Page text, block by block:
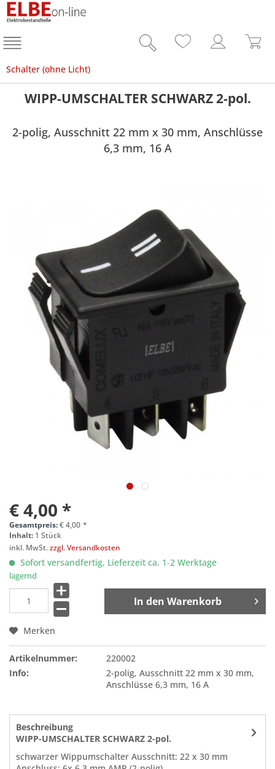
Schalter (ohne Licht)
WIPP-UMSCHALTER SCHWARZ 2-pol.
2-polig, Ausschnitt 22 mm x 30 mm, Anschlüsse
6,3 mm, 16 A
€ 4,00 *
Gesamtpreis:€4,00 *
Inhalt: 1 Stück
inkl. MwSt.zzgl. Versandkosten
Sofort versandfertig, Lieferzeit ca. 1-2 Werktage
lagernd
In den Warenkorb
Merken
Artikelnummer:
220002
Info:
2-polig, Ausschnitt 22 mm x 30 mm,
Anschlüsse 6,3 mm, 16 A
Beschreibung
WIPP-UMSCHALTER SCHWARZ 2-pol.
schwarzer Wippumschalter Ausschnitt: 22 x 30 mm